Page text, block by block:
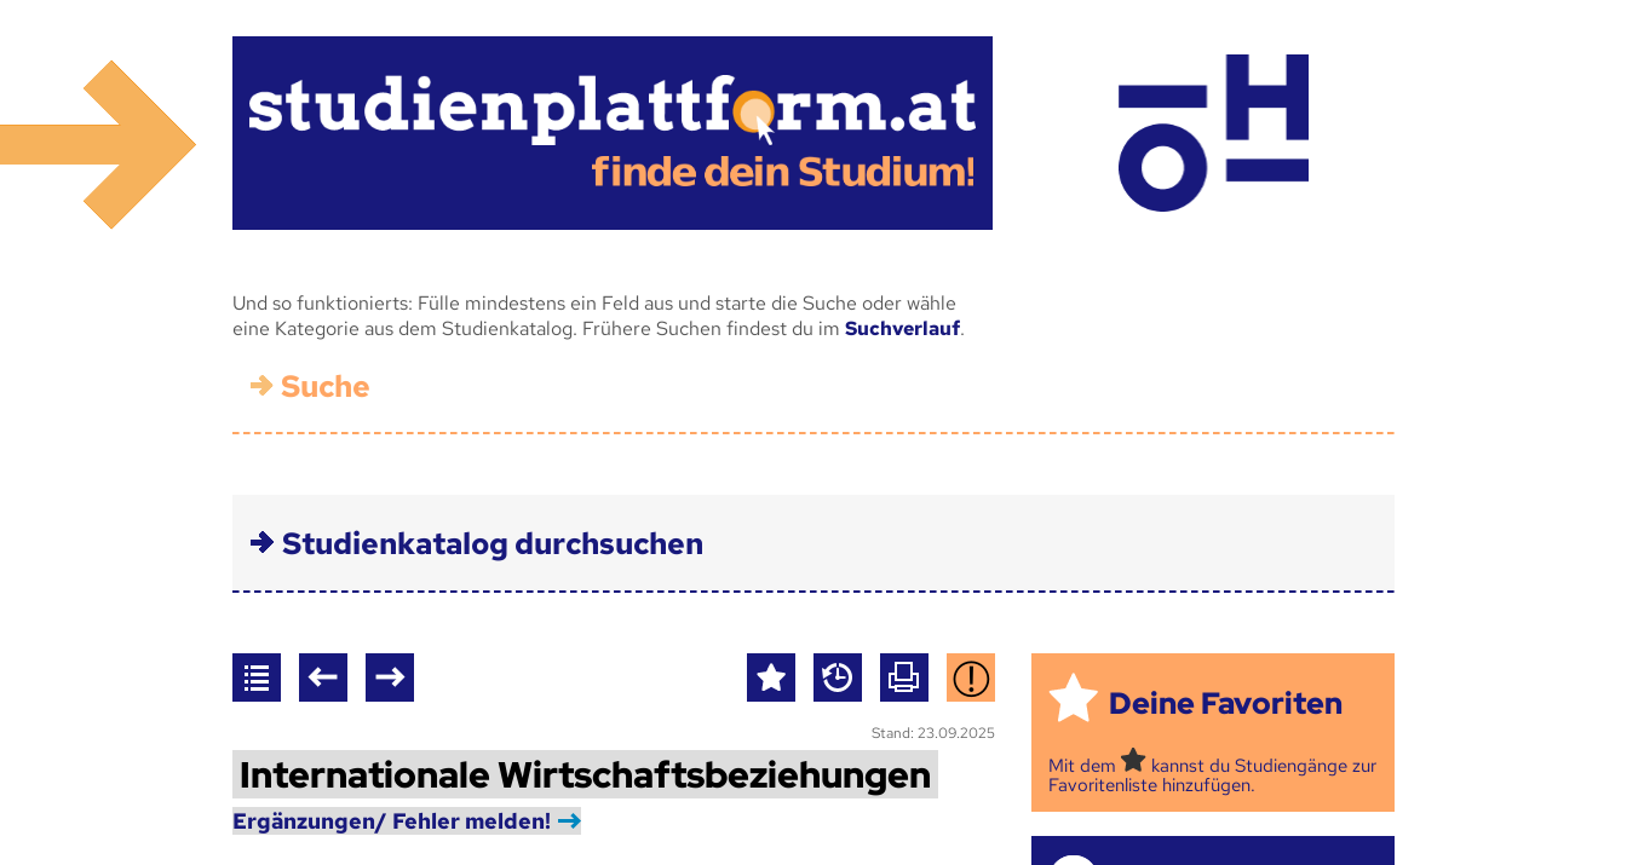
Und so funktionierts: Fülle mindestens ein Feld aus und starte die Suche oder wähle
eine Kategorie aus dem Studienkatalog. Frühere Suchen findest du im Suchverlauf.
Suche
Studienkatalog durchsuchen
Stand: 23.09.2025
Internationale Wirtschaftsbeziehungen
Ergänzungen/ Fehler melden!
Deine Favoriten
Mit dem
kannst du Studiengänge zur
Favoritenliste hinzufügen.